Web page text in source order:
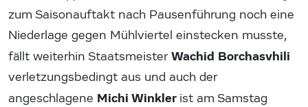
zum Saisonauftakt nach Pausenführung noch eine
Niederlage gegen Mühlviertel einstecken musste,
fällt weiterhin StaatsmeisterWachid Borchasvhili
verletzungsbedingt aus und auch der
angeschlagene Michi Winkler ist am Samstag